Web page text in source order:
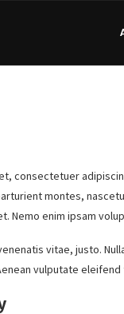
consectetuer
montes,
Nemo enim ipsam
vitae, justo.
vulputate